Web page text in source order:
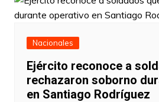
Nacionales
Ejército reconoce a
rechazaron soborno
en Santiago Rodríguez